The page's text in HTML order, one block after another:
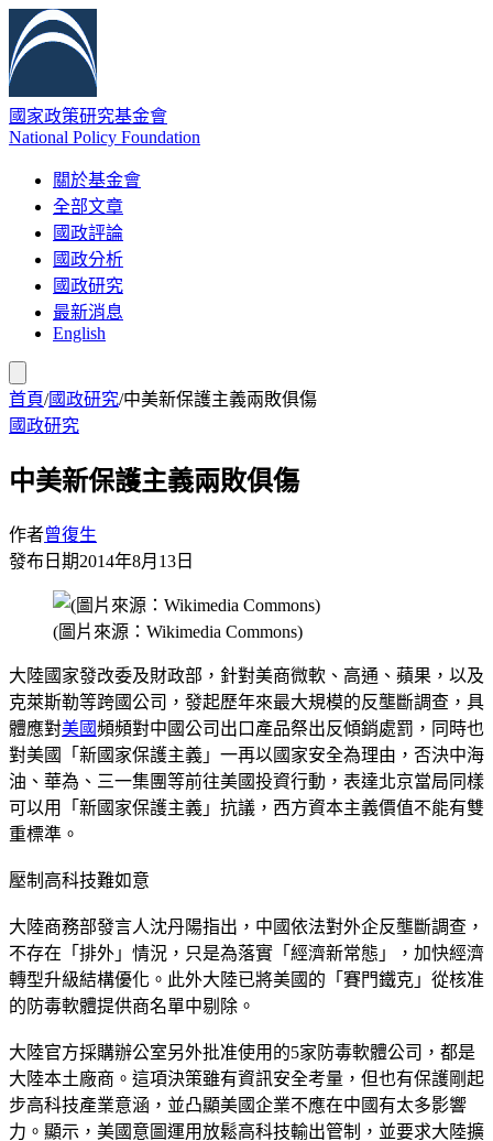
國家政策研究基金會
National Policy Foundation
關於基金會
全部文章
國政評論
國政分析
國政研究
最新消息
English
首頁/國政研究/中美新保護主義兩敗俱傷
國政研究
中美新保護主義兩敗俱傷
作者曾復生
發布日期2014年8月13日
(圖片來源：Wikimedia Commons)
大陸國家發改委及財政部，針對美商微軟、高通、蘋果，以及
克萊斯勒等跨國公司，發起歷年來最大規模的反壟斷調查，具
體應對美國頻頻對中國公司出口產品祭出反傾銷處罰，同時也
對美國「新國家保護主義」一再以國家安全為理由，否決中海
油、華為、三一集團等前往美國投資行動，表達北京當局同樣
可以用「新國家保護主義」抗議，西方資本主義價值不能有雙
重標準。
壓制高科技難如意
大陸商務部發言人沈丹陽指出，中國依法對外企反壟斷調查，
不存在「排外」情況，只是為落實「經濟新常態」，加快經濟
轉型升級結構優化。此外大陸已將美國的「賽門鐵克」從核准
的防毒軟體提供商名單中剔除。
大陸官方採購辦公室另外批准使用的5家防毒軟體公司，都是
大陸本土廠商。這項決策雖有資訊安全考量，但也有保護剛起
步高科技產業意涵，並凸顯美國企業不應在中國有太多影響
力。顯示，美國意圖運用放鬆高科技輸出管制，並要求大陸擴